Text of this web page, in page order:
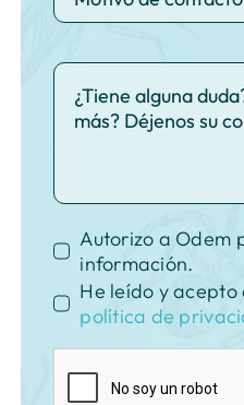
Autorizo a Odem
información.
He leído y acepto
política de